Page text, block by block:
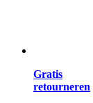
Gratis
retourneren